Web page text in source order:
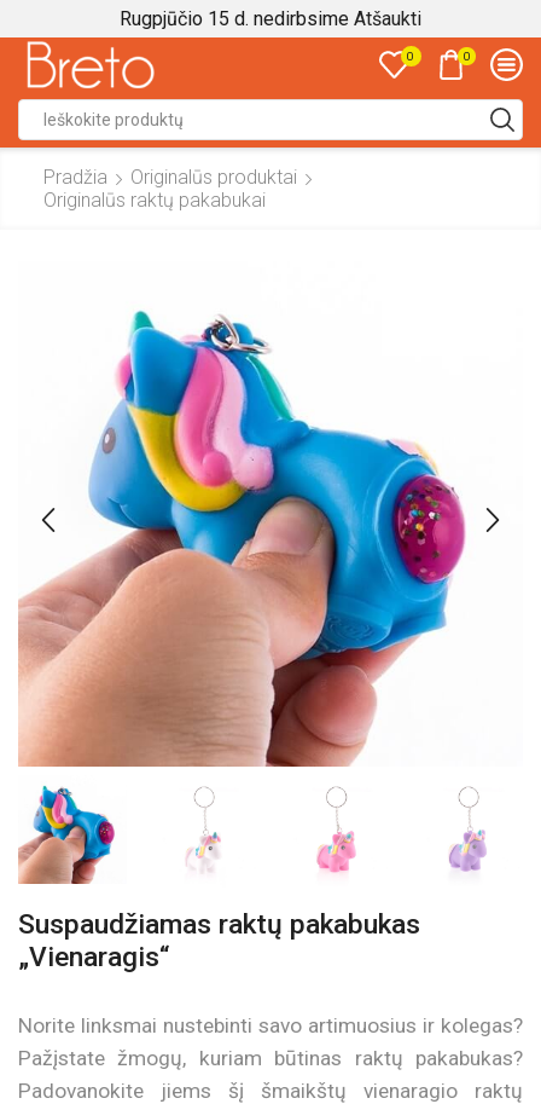
Rugpjūčio 15 d. nedirbsime Atšaukti
0 0
input
Pradžia
Originalūs produktai
Originalūs raktų pakabukai
Suspaudžiamas raktų pakabukas
„Vienaragis“
Norite linksmai nustebinti savo artimuosius ir kolegas?
Pažįstate žmogų, kuriam būtinas raktų pakabukas?
Padovanokite jiems šį šmaikštų vienaragio raktų